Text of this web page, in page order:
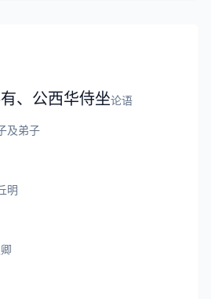
、公西华侍坐论语
及弟子
明